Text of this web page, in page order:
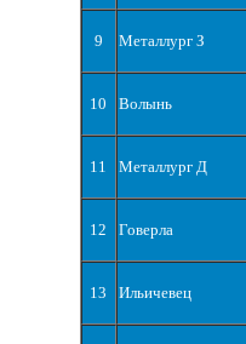
9 Металлург З
10 Волынь
11 Металлург Д
12 Говерла
13 Ильичевец